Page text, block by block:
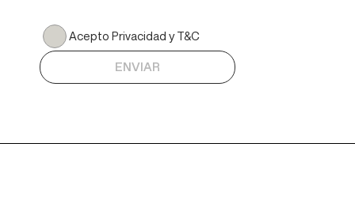
Acepto Privacidad y T&C
ENVIAR